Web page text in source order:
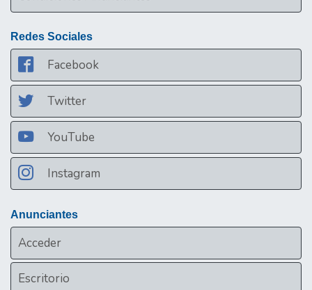
Redes Sociales
Facebook
Twitter
YouTube
Instagram
Anunciantes
Acceder
Escritorio